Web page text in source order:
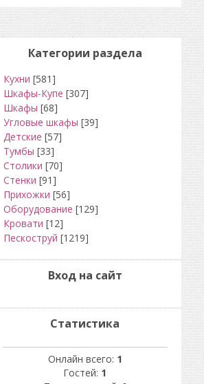
Категории раздела
Кухни [581]
Шкафы-Купе [307]
Шкафы [68]
Угловые шкафы [39]
Детские [57]
Тумбы [33]
Столики [70]
Стенки [91]
Прихожки [56]
Оборудование [129]
Кровати [12]
Пескоструй [1219]
Вход на сайт
Статистика
Онлайн всего: 1
Гостей: 1